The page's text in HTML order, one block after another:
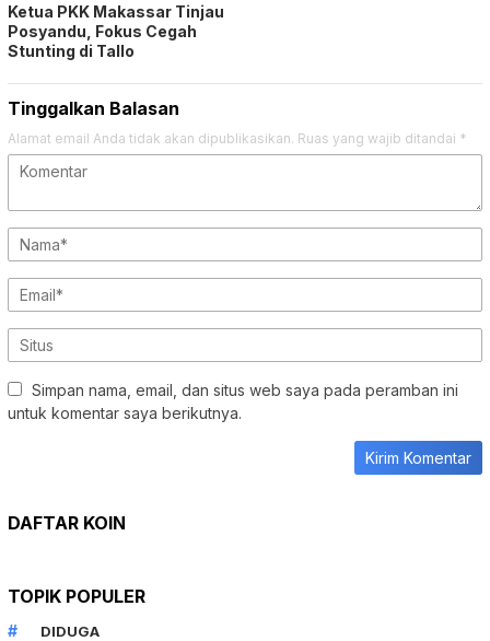
Ketua PKK Makassar Tinjau
Posyandu, Fokus Cegah
Stunting di Tallo
Tinggalkan Balasan
Alamat email Anda tidak akan dipublikasikan. Ruas yang wajib ditandai *
Simpan nama, email, dan situs web saya pada peramban ini
untuk komentar saya berikutnya.
DAFTAR KOIN
TOPIK POPULER
DIDUGA